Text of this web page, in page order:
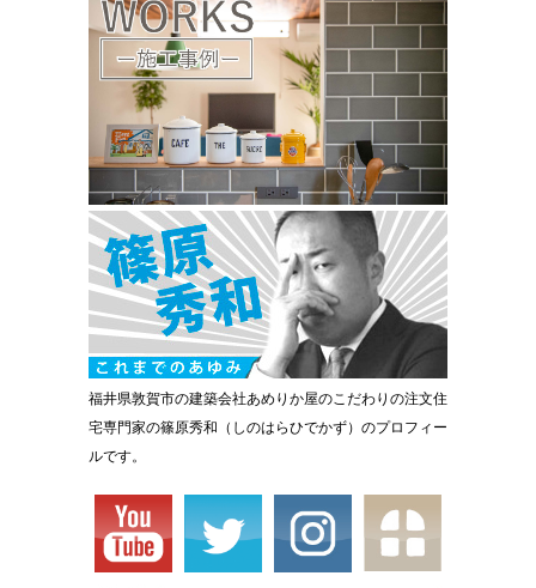
福井県敦賀市の建築会社あめりか屋のこだわりの注文住
宅専門家の篠原秀和（しのはらひでかず）のプロフィー
ルです。